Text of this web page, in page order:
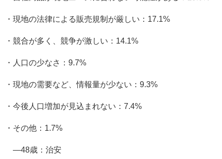
・現地の法律による販売規制が厳しい：17.1%
・競合が多く、競争が激しい：14.1%
・人口の少なさ：9.7%
・現地の需要など、情報量が少ない：9.3%
・今後人口増加が見込まれない：7.4%
・その他：1.7%
―48歳：治安